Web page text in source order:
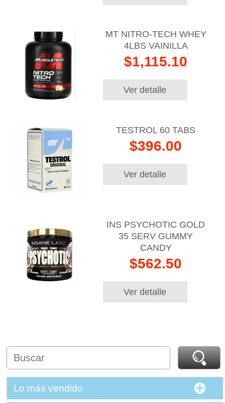
MT NITRO-TECH WHEY
4LBS VAINILLA
$1,115.10
Ver detalle
TESTROL 60 TABS
$396.00
Ver detalle
INS PSYCHOTIC GOLD
35 SERV GUMMY
CANDY
$562.50
Ver detalle
Lo más vendido